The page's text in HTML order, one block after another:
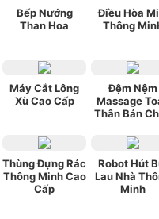
Bếp Nướng
Than Hoa
Điều Hòa
Thông
Máy Cắt Lông
Xù Cao Cấp
Đệm Nệm
Massage
Thân Bán
Thùng Đựng Rác
Thông Minh Cao
Cấp
Robot Hút
Lau Nhà
Minh